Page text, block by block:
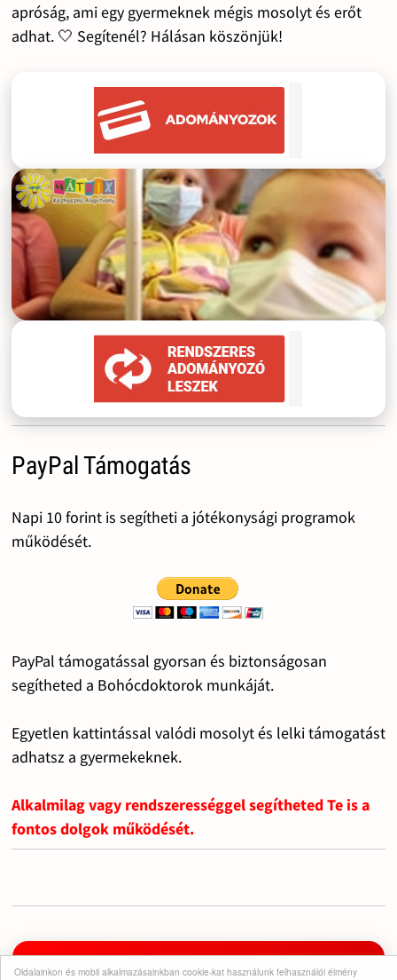
Oldalainkon és mobil alkalmazásainkban cookie-kat használunk felhasználói élmény
apróság, ami egy gyermeknek mégis mosolyt és erőt
adhat. 🤍 Segítenél? Hálásan köszönjük!
PayPal Támogatás
Napi 10 forint is segítheti a jótékonysági programok
működését.
PayPal támogatással gyorsan és biztonságosan
segítheted a Bohócdoktorok munkáját.
Egyetlen kattintással valódi mosolyt és lelki támogatást
adhatsz a gyermekeknek.
Alkalmilag vagy rendszerességgel segítheted Te is a
fontos dolgok működését.
Iratkozz fel a csatornára!